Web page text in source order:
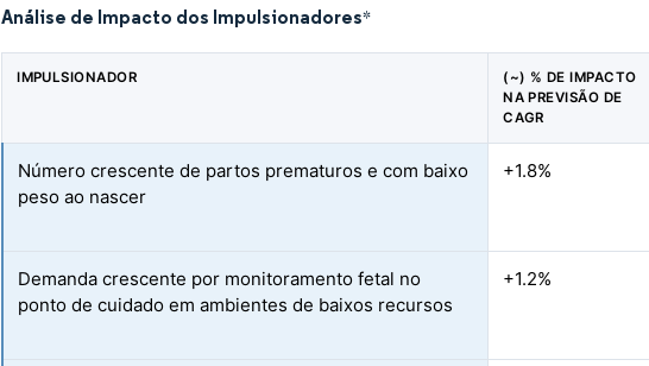
Análise de Impacto dos Impulsionadores*
IMPULSIONADOR
(~) % DE IMPACTO
NA PREVISÃO DE
CAGR
Número crescente de partos prematuros e com baixo
peso ao nascer
+1.8%
Demanda crescente por monitoramento fetal no
ponto de cuidado em ambientes de baixos recursos
+1.2%